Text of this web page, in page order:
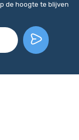
de hoogte te blijven